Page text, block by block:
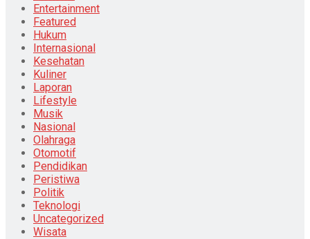
Entertainment
Featured
Hukum
Internasional
Kesehatan
Kuliner
Laporan
Lifestyle
Musik
Nasional
Olahraga
Otomotif
Pendidikan
Peristiwa
Politik
Teknologi
Uncategorized
Wisata